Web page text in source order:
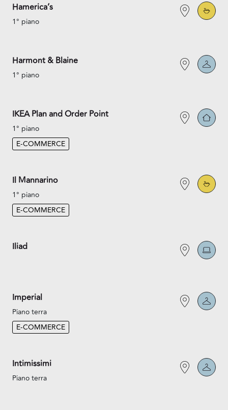
Hamerica’s
1° piano
Harmont & Blaine
1° piano
IKEA Plan and Order Point
1° piano
E-COMMERCE
Il Mannarino
1° piano
E-COMMERCE
Iliad
Imperial
Piano terra
E-COMMERCE
Intimissimi
Piano terra